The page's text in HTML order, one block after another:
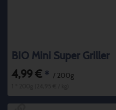
BIO Mini Super Griller
4,99 € * / 200g